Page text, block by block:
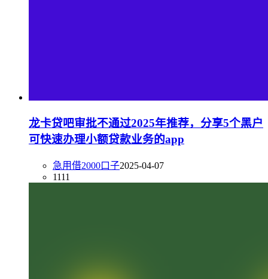
龙卡贷吧审批不通过2025年推荐，分享5个黑户
可快速办理小额贷款业务的app
急用借2000口子2025-04-07
1111